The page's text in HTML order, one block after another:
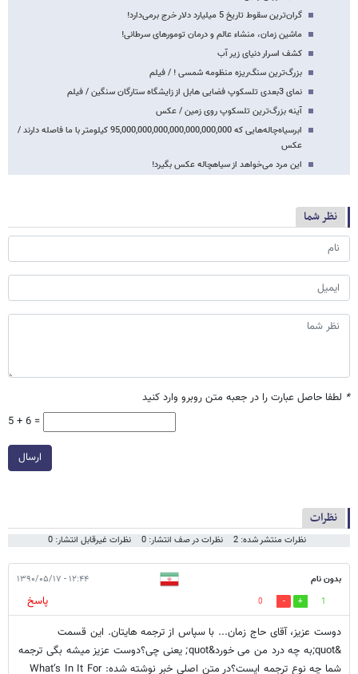
گران‌ترین سقوط تاریخ 5 میلیارد دلار خرج برمی‌دارد!
ماشین زمان، منشاء عالم و درمان تومورهای سرطانی!
کشف اسرار دنیای زیر آب
بزرگ‌ترین سنگ‌ریزه منظومه شمسی ! / فیلم
نمای 3بعدی تلسکوپ فضایی هابل از زایشگاه ستارگان سنگین / فیلم
آینه بزرگ‌ترین تلسکوپ روی زمین / عکس
ابرسیاه‌چاله‌هایی که 95,000,000,000,000,000,000,000 کیلومتر با ما فاصله دارند /
عکس
این مرد می‌خواهد از سیاهچاله عکس بگیرد!
نظر شما
* لطفا حاصل عبارت را در جعبه متن روبرو وارد کنید
5 + 6 =
ارسال
نظرات
نظرات منتشر شده: 2 نظرات در صف انتشار: 0 نظرات غیرقابل انتشار: 0
بدون نام ۱۲:۴۴ - ۱۳۹۰/۰۵/۱۷
1
0
پاسخ
دوست عزیز، آقای حاج زمان... با سپاس از ترجمه هایتان. این قسمت
&quot;به چه درد من می خورد&quot; یعنی چی؟دوست عزیز میشه بگی ترجمه
شما چه نوع ترجمه ایست؟در متن اصلی خبر نوشته شده: What’s In It For